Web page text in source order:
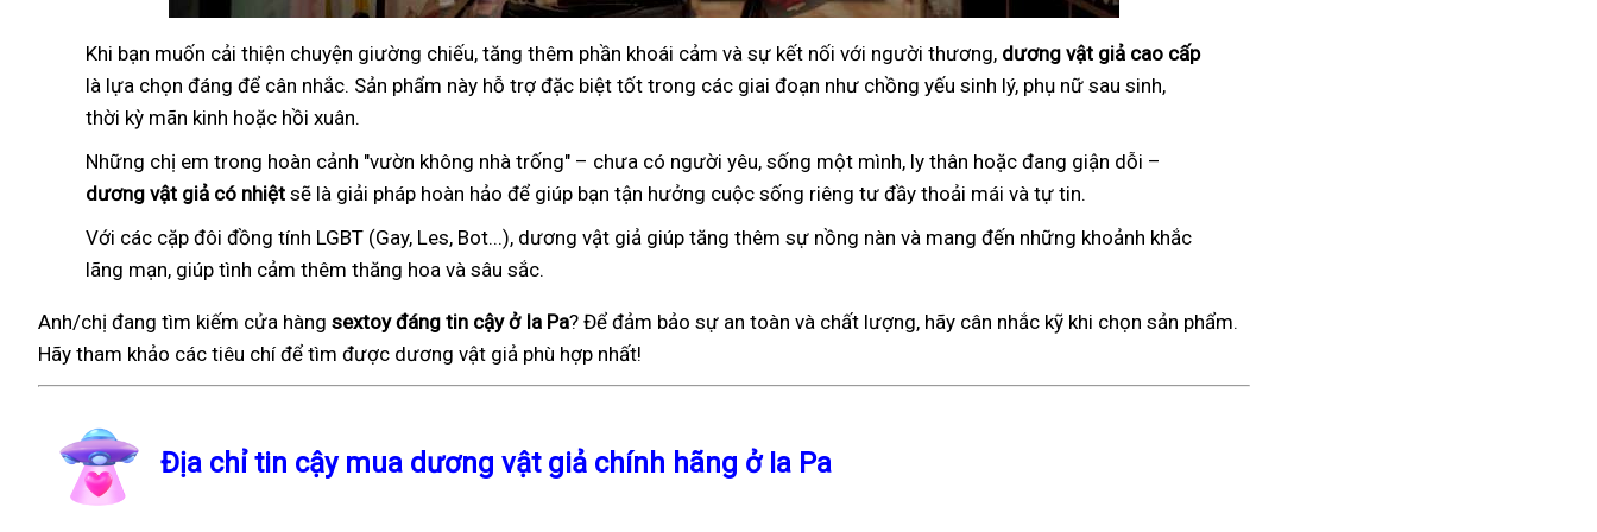
Khi bạn muốn cải thiện chuyện giường chiếu, tăng thêm phần khoái cảm và sự kết nối với người thương, dương vật giả cao cấp
là lựa chọn đáng để cân nhắc. Sản phẩm này hỗ trợ đặc biệt tốt trong các giai đoạn như chồng yếu sinh lý, phụ nữ sau sinh,
thời kỳ mãn kinh hoặc hồi xuân.
Những chị em trong hoàn cảnh "vườn không nhà trống" – chưa có người yêu, sống một mình, ly thân hoặc đang giận dỗi –
dương vật giả có nhiệt sẽ là giải pháp hoàn hảo để giúp bạn tận hưởng cuộc sống riêng tư đầy thoải mái và tự tin.
Với các cặp đôi đồng tính LGBT (Gay, Les, Bot...), dương vật giả giúp tăng thêm sự nồng nàn và mang đến những khoảnh khắc
lãng mạn, giúp tình cảm thêm thăng hoa và sâu sắc.
Anh/chị đang tìm kiếm cửa hàng sextoy đáng tin cậy ở Ia Pa? Để đảm bảo sự an toàn và chất lượng, hãy cân nhắc kỹ khi chọn sản phẩm.
Hãy tham khảo các tiêu chí để tìm được dương vật giả phù hợp nhất!
Địa chỉ tin cậy mua dương vật giả chính hãng ở Ia Pa